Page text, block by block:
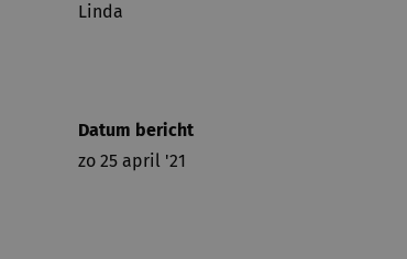
Linda
Datum bericht
zo 25 april '21